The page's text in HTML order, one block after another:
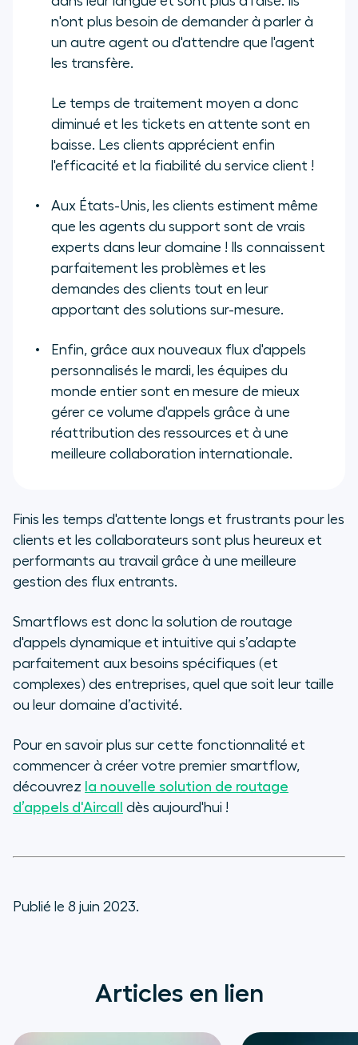
n'ont plus besoin de demander à parler à
un autre agent ou d'attendre que l'agent
les transfère.
Le temps de traitement moyen a donc
diminué et les tickets en attente sont en
baisse. Les clients apprécient enfin
l'efficacité et la fiabilité du service client !
Aux États-Unis, les clients estiment même
que les agents du support sont de vrais
experts dans leur domaine ! Ils connaissent
parfaitement les problèmes et les
demandes des clients tout en leur
apportant des solutions sur-mesure.
Enfin, grâce aux nouveaux flux d'appels
personnalisés le mardi, les équipes du
monde entier sont en mesure de mieux
gérer ce volume d'appels grâce à une
réattribution des ressources et à une
meilleure collaboration internationale.
Finis les temps d'attente longs et frustrants pour les
clients et les collaborateurs sont plus heureux et
performants au travail grâce à une meilleure
gestion des flux entrants.
Smartflows est donc la solution de routage
d'appels dynamique et intuitive qui s’adapte
parfaitement aux besoins spécifiques (et
complexes) des entreprises, quel que soit leur taille
ou leur domaine d’activité.
Pour en savoir plus sur cette fonctionnalité et
commencer à créer votre premier smartflow,
découvrez la nouvelle solution de routage
d’appels d'Aircall
dès aujourd'hui !
Publié le 8 juin 2023.
Articles en lien